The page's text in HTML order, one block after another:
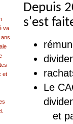
Depuis
s'est
Le
et
va
et